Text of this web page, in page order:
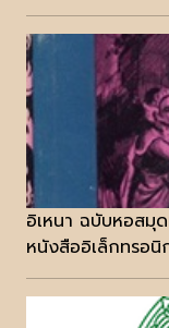
อิเหนา ฉบับหอสมุ
หนังสืออิเล็กทรอนิ